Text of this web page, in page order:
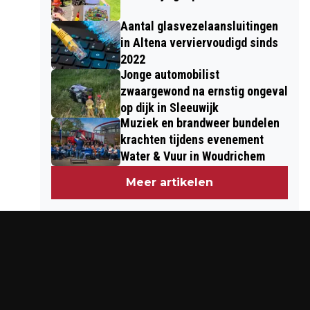
Aantal glasvezelaansluitingen
in Altena verviervoudigd sinds
2022
Jonge automobilist
zwaargewond na ernstig ongeval
op dijk in Sleeuwijk
Muziek en brandweer bundelen
krachten tijdens evenement
Water & Vuur in Woudrichem
Meer artikelen